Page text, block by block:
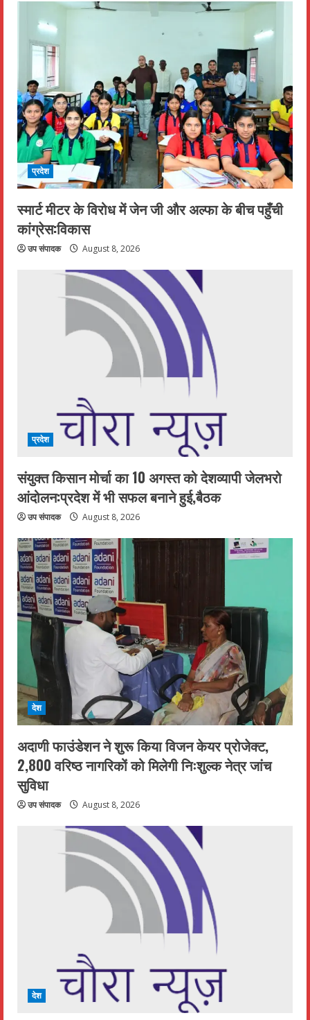
प्रदेश
स्मार्ट मीटर के विरोध में जेन जी और अल्फा के बीच पहुँची
कांग्रेस:विकास
उप संपादक August 8, 2026
प्रदेश
संयुक्त किसान मोर्चा का 10 अगस्त को देशव्यापी जेलभरो
आंदोलन:प्रदेश में भी सफल बनाने हुई,बैठक
उप संपादक August 8, 2026
देश
अदाणी फाउंडेशन ने शुरू किया विजन केयर प्रोजेक्ट,
2,800 वरिष्ठ नागरिकों को मिलेगी निःशुल्क नेत्र जांच
सुविधा
उप संपादक August 8, 2026
देश